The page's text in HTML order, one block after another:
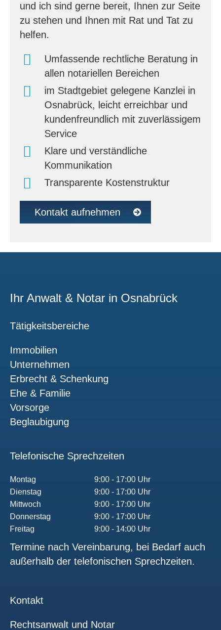
und ich sind gerne bereit, Ihnen zur Seite
zu stehen und Ihnen mit Rat und Tat zu
helfen.
Umfassende rechtliche Beratung in
allen notariellen Bereichen
im Stadtgebiet gelegene Kanzlei in
Osnabrück, leicht erreichbar und
kundenfreundlich mit zuverlässigem
Service
Klare und verständliche
Kommunikation
Transparente Kostenstruktur
Kontakt aufnehmen
Ihr Anwalt & Notar in Osnabrück
Tätigkeitsbereiche
Immobilien
Unternehmen
Erbrecht & Schenkung
Ehe & Familie
Vorsorge
Beglaubigung
Telefonische Sprechzeiten
Montag
9:00 - 17:00 Uhr
Dienstag
9:00 - 17:00 Uhr
Mittwoch
9:00 - 17:00 Uhr
Donnerstag
9:00 - 17:00 Uhr
Freitag
9:00 - 14:00 Uhr
Termine nach Vereinbarung, bei Bedarf auch
außerhalb der telefonischen Sprechzeiten.
Kontakt
Rechtsanwalt und Notar